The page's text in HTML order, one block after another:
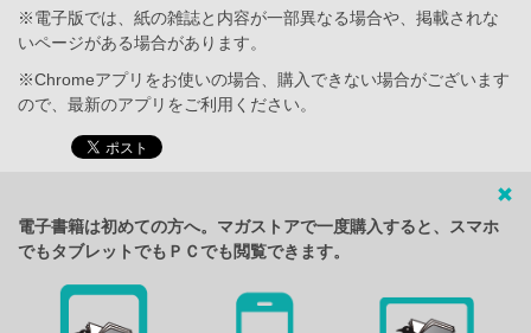
※電子版では、紙の雑誌と内容が一部異なる場合や、掲載されな
いページがある場合があります。
※Chromeアプリをお使いの場合、購入できない場合がございます
ので、最新のアプリをご利用ください。
電子書籍は初めての方へ。マガストアで一度購入すると、スマホ
でもタブレットでもＰＣでも閲覧できます。